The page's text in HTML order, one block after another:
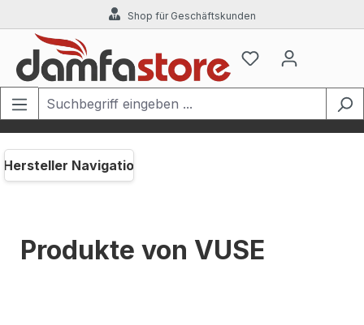
Zum Hauptinhalt springenShop für Geschäftskunden
Hersteller Navigation
Produkte von VUSE